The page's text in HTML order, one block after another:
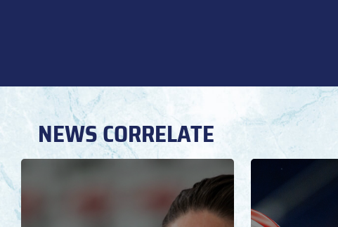
NEWS CORRELATE